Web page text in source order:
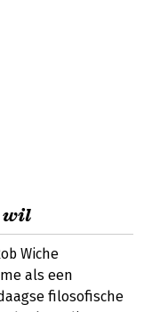
wil
Wiche
als een
filosofische